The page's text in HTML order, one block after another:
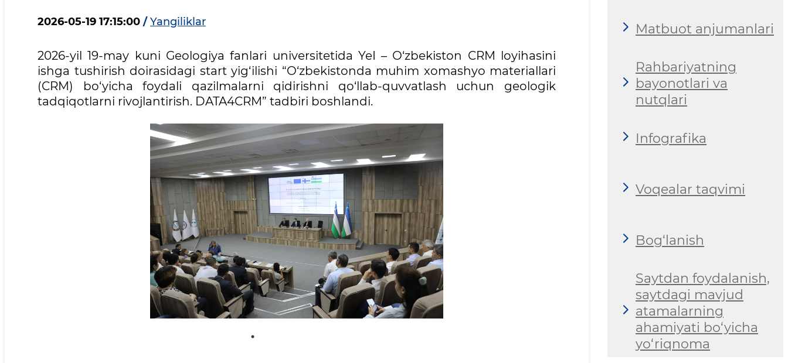
2026-05-19 17:15:00 / Yangiliklar
2026-yil 19-may kuni Geologiya fanlari universitetida YeI – O‘zbekiston CRM loyihasini
ishga tushirish doirasidagi start yig‘ilishi “O‘zbekistonda muhim xomashyo materiallari
(CRM) bo‘yicha foydali qazilmalarni qidirishni qo‘llab-quvvatlash uchun geologik
tadqiqotlarni rivojlantirish. DATA4CRM” tadbiri boshlandi.
Matbuot anjumanlari
Rahbariyatning
bayonotlari va
nutqlari
Infografika
Voqealar taqvimi
Bog‘lanish
Saytdan foydalanish,
saytdagi mavjud
atamalarning
ahamiyati bo‘yicha
yo‘riqnoma